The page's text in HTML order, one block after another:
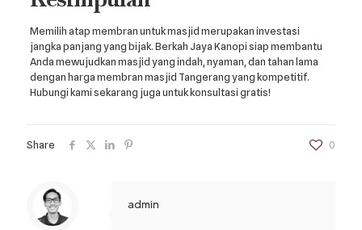
Memilih atap membran untuk masjid merupakan investasi
jangka panjang yang bijak. Berkah Jaya Kanopi siap membantu
Anda mewujudkan masjid yang indah, nyaman, dan tahan lama
dengan harga membran masjid Tangerang yang kompetitif.
Hubungi kami sekarang juga untuk konsultasi gratis!
Share 0
admin